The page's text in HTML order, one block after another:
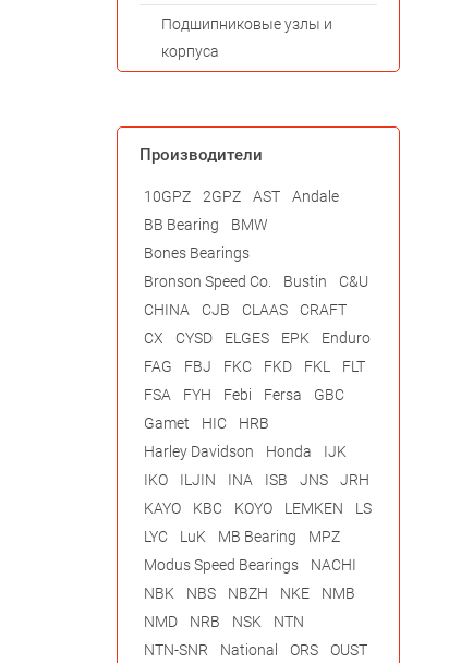
Подшипниковые узлы и
корпуса
Производители
10GPZ 2GPZ AST
Andale
BB Bearing
BMW
Bones Bearings
Bronson Speed Co.
Bustin
C&U
CHINA
CJB CLAAS
CRAFT
CX
CYSD ELGES EPK
Enduro
FAG
FBJ FKC FKD FKL
FLT
FSA
FYH Febi Fersa
GBC
Gamet
HIC
HRB
Harley Davidson
Honda
IJK
IKO
ILJIN INA ISB JNS
JRH
KAYO
KBC KOYO LEMKEN
LS
LYC
LuK MB Bearing
MPZ
Modus Speed Bearings
NACHI
NBK
NBS NBZH NKE
NMB
NMD
NRB NSK
NTN
NTN-SNR
National ORS
OUST